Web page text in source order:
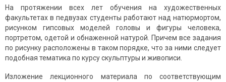
На протяжении всех лет обучения на художественных
факультетах в педвузах студенты работают над натюрмортом,
рисунком гипсовых моделей головы и фигуры человека,
портретом, одетой и обнаженной натурой. Причем все задания
по рисунку расположены в таком порядке, что за ними следует
подобная тематика по курсу скульптуры и живописи.
Изложение лекционного материала по соответствующим